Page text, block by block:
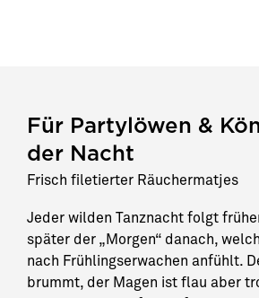
Für Partylöwen &
der Nacht
Frisch filetierter Räuchermatjes
Jeder wilden Tanznacht folgt
später der „Morgen“ danach,
nach Frühlingserwachen anfühlt.
brummt, der Magen ist flau aber